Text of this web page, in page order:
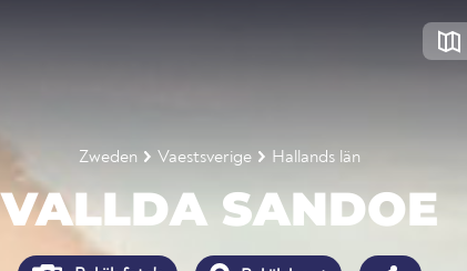
Zweden Vaestsverige Hallands län
VALLDA SANDOE